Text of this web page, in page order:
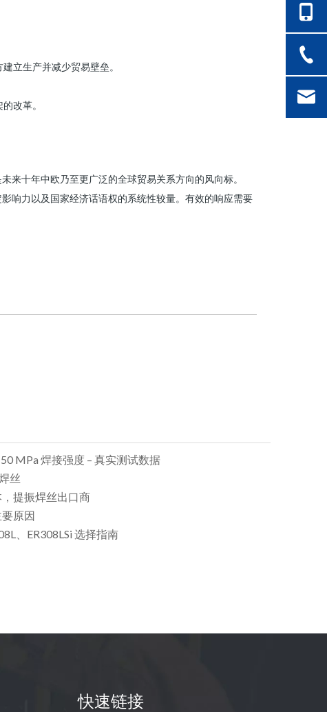
立生产并减少贸易壁垒。
改革。
来十年中欧乃至更广泛的全球贸易关系方向的风向标。
响力以及国家经济话语权的系统性较量。有效的响应需要
MPa 焊接强度 – 真实测试数据
丝
提振焊丝出口商
原因
、ER308LSi 选择指南
快速链接